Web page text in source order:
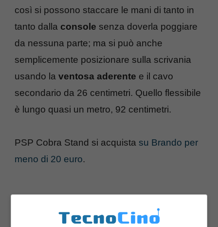
così si possono staccare le mani di tanto in
tanto dalla console senza doverla poggiare
da nessuna parte; ma si può anche
semplicemente posizionare sulla scrivania
usando la ventosa aderente e il cavo
secondario da 26 centimetri. Quello flessibile
è lungo quasi un metro, 92 centimetri.
PSP Cobra Stand si acquista su Brando per
meno di 20 euro.